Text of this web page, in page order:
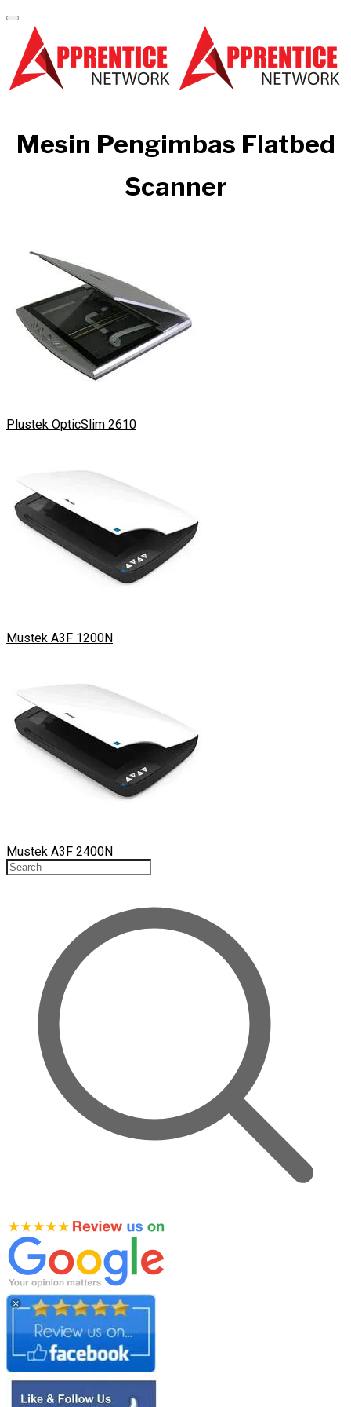
Mesin Pengimbas Flatbed
Scanner
Plustek OpticSlim 2610​
Mustek A3F 1200N
Mustek A3F 2400N